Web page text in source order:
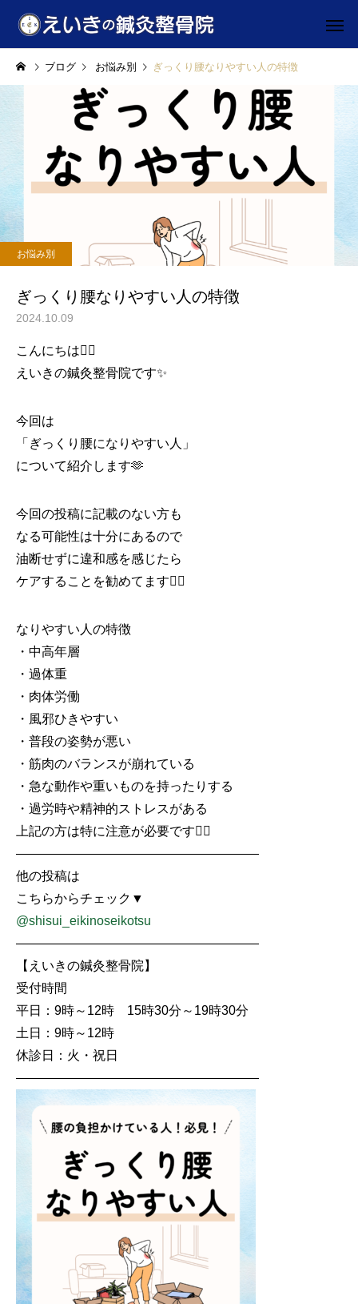
施術料金 初めての
マッサージの4倍！？”鍼治
療”
ぎっくり腰なりやすい
ブログ お悩み別 ぎっくり腰なりやすい人の特徴
お悩み別
ぎっくり腰なりやすい人の特徴
2024.10.09
こんにちは💁‍♂️
えいきの鍼灸整骨院です✨
今回は
「ぎっくり腰になりやすい人」
について紹介します🫶
今回の投稿に記載のない方も
なる可能性は十分にあるので
油断せずに違和感を感じたら
ケアすることを勧めてます💁‍♂️
なりやすい人の特徴
・中高年層
・過体重
・肉体労働
・風邪ひきやすい
・普段の姿勢が悪い
・筋肉のバランスが崩れている
・急な動作や重いものを持ったりする
・過労時や精神的ストレスがある
上記の方は特に注意が必要です💁‍♂️
―――――――――――――――――――
他の投稿は
こちらからチェック▼
@shisui_eikinoseikotsu
―――――――――――――――――――
【えいきの鍼灸整骨院】
受付時間
平日：9時～12時 15時30分～19時30分
土日：9時～12時
休診日：火・祝日
―――――――――――――――――――